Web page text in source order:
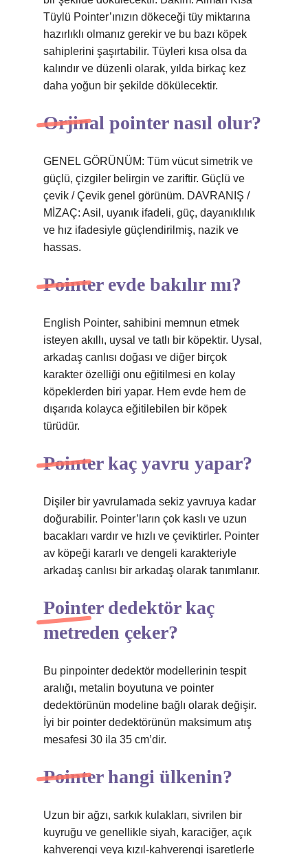
Tüylü Pointer’ınızın dökeceği tüy miktarına
hazırlıklı olmanız gerekir ve bu bazı köpek
sahiplerini şaşırtabilir. Tüyleri kısa olsa da
kalındır ve düzenli olarak, yılda birkaç kez
daha yoğun bir şekilde dökülecektir.
Orjinal pointer nasıl olur?
GENEL GÖRÜNÜM: Tüm vücut simetrik ve
güçlü, çizgiler belirgin ve zariftir. Güçlü ve
çevik / Çevik genel görünüm. DAVRANIŞ /
MİZAÇ: Asil, uyanık ifadeli, güç, dayanıklılık
ve hız ifadesiyle güçlendirilmiş, nazik ve
hassas.
Pointer evde bakılır mı?
English Pointer, sahibini memnun etmek
isteyen akıllı, uysal ve tatlı bir köpektir. Uysal,
arkadaş canlısı doğası ve diğer birçok
karakter özelliği onu eğitilmesi en kolay
köpeklerden biri yapar. Hem evde hem de
dışarıda kolayca eğitilebilen bir köpek
türüdür.
Pointer kaç yavru yapar?
Dişiler bir yavrulamada sekiz yavruya kadar
doğurabilir. Pointer’ların çok kaslı ve uzun
bacakları vardır ve hızlı ve çeviktirler. Pointer
av köpeği kararlı ve dengeli karakteriyle
arkadaş canlısı bir arkadaş olarak tanımlanır.
Pointer dedektör kaç
metreden çeker?
Bu pinpointer dedektör modellerinin tespit
aralığı, metalin boyutuna ve pointer
dedektörünün modeline bağlı olarak değişir.
İyi bir pointer dedektörünün maksimum atış
mesafesi 30 ila 35 cm’dir.
Pointer hangi ülkenin?
Uzun bir ağzı, sarkık kulakları, sivrilen bir
kuyruğu ve genellikle siyah, karaciğer, açık
kahverengi veya kızıl-kahverengi işaretlerle